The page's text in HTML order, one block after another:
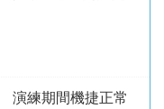
演練期間機捷正常